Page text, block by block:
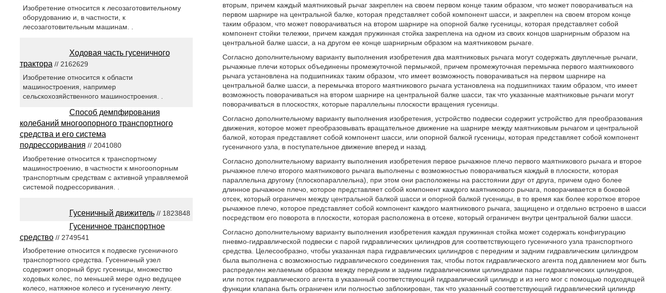
вторым, причем каждый маятниковый рычаг закреплен на своем первом конце таким образом, что может поворачиваться на
первом шарнире на центральной балке, которая представляет собой компонент шасси, и закреплен на своем втором конце
таким образом, что может поворачиваться на втором шарнире на опорной балке гусеницы, которая представляет собой
компонент стойки тележки, причем каждая пружинная стойка закреплена на одном из своих концов шарнирным образом на
центральной балке шасси, а на другом ее конце шарнирным образом на маятниковом рычаге.
Согласно дополнительному варианту выполнения изобретения два маятниковых рычага могут содержать двуплечные рычаги,
рычажные плечи которых объединены промежуточной пермычкой, причем промежуточная перемычка первого маятникового
рычага установлена на подшипниках таким образом, что имеет возможность поворачиваться на первом шарнире на
центральной балке шасси, а перемычка второго маятникового рычага установлена на подшипниках таким образом, что имеет
возможность поворачиваться на втором шарнире на центральной балке шасси, так что указанные маятниковые рычаги могут
поворачиваться в плоскостях, которые параллельны плоскости вращения гусеницы.
Согласно дополнительному варианту выполнения изобретения, устройство подвески содержит устройство для преобразования
движения, которое может преобразовывать вращательное движение на шарнире между маятниковым рычагом и центральной
балкой, которая представляет собой компонент шасси, или опорной балкой гусеницы, которая представляет собой компонент
гусеничного узла, в поступательное движение вперед и назад.
Согласно дополнительному варианту выполнения изобретения первое рычажное плечо первого маятникового рычага и второе
рычажное плечо второго маятникового рычага выполнены с возможностью поворачиваться каждый в плоскости, которая
параллельна другому (плоскопараллельна), при этом они расположены на расстоянии друг от друга, причем одно более
длинное рычажное плечо, которое представляет собой компонент каждого маятникового рычага, поворачивается в боковой
отсек, который ограничен между центральной балкой шасси и опорной балкой гусеницы, в то время как более короткое второе
рычажное плечо, которое представляет собой компонент каждого маятникового рычага, защищено и отдельно встроено в шасси
посредством его поворота в плоскости, которая расположена в отсеке, который ограничен внутри центральной балки шасси.
Согласно дополнительному варианту выполнения изобретения каждая пружинная стойка может содержать конфигурацию
пневмо-гидравлической подвески с парой гидравлических цилиндров для соответствующего гусеничного узла транспортного
средства. Целесообразно, чтобы указанная пара гидравлических цилиндров с передним и задним гидравлическим цилиндром
была выполнена с возможностью гидравлического соединения так, чтобы поток гидравлического агента под давлением мог быть
распределен желаемым образом между передним и задним гидравлическими цилиндрами пары гидравлических цилиндров,
или поток гидравлического агента в указанный соответствующий гидравлический цилиндр и из него мог с помощью подходящей
функции клапана быть ограничен или полностью заблокирован, так что указанный соответствующий гидравлический цилиндр
Изобретение относится к лесозаготовительному
оборудованию и, в частности, к
лесозаготовительным машинам. .
Ходовая часть гусеничного
трактора // 2162629
Изобретение относится к области
машиностроения, например
сельскохозяйственного машиностроения. .
Способ демпфирования
колебаний многоопорного транспортного
средства и его система
подрессоривания // 2041080
Изобретение относится к транспортному
машиностроению, в частности к многоопорным
транспортным средствам с активной управляемой
системой подрессоривания. .
Гусеничный движитель// 1823848
Гусеничное транспортное
средство// 2749541
Изобретение относится к подвеске гусеничного
транспортного средства. Гусеничный узел
содержит опорный брус гусеницы, множество
ходовых колес, по меньшей мере одно ведущее
колесо, натяжное колесо и гусеничную ленту.